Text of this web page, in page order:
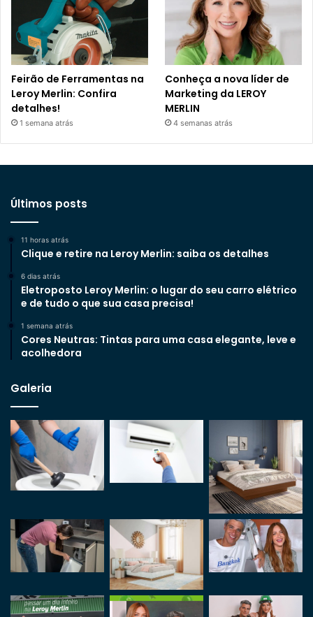
Feirão de Ferramentas na
Leroy Merlin: Confira
detalhes!
1 semana atrás
Conheça a nova líder de
Marketing da LEROY
MERLIN
4 semanas atrás
Últimos posts
11 horas atrás
Clique e retire na Leroy Merlin: saiba os detalhes
6 dias atrás
Eletroposto Leroy Merlin: o lugar do seu carro elétrico
e de tudo o que sua casa precisa!
1 semana atrás
Cores Neutras: Tintas para uma casa elegante, leve e
acolhedora
Galeria